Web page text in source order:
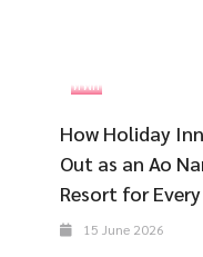
ที่พัก
How Holiday
Out as an Ao
Resort for
15 June 2026